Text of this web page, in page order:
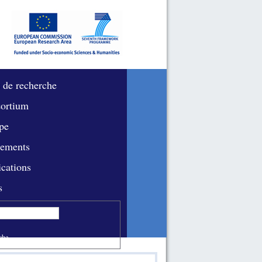
recherche